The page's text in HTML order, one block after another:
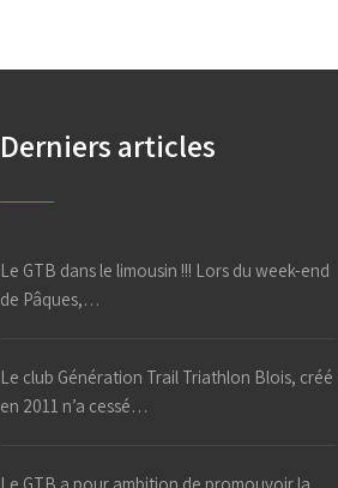
Derniers articles
Le GTB dans le limousin !!! Lors du week-end
de Pâques,…
Le club Génération Trail Triathlon Blois, créé
en 2011 n’a cessé…